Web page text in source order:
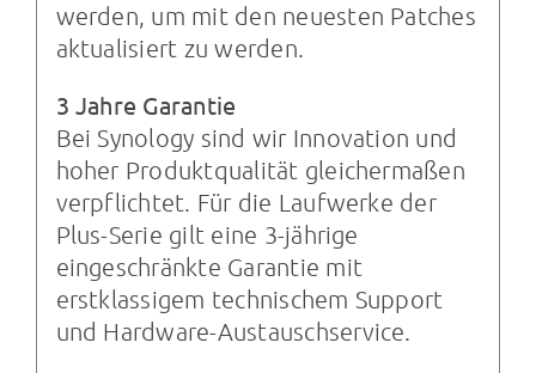
werden, um mit den neuesten Patches
aktualisiert zu werden.
3 Jahre Garantie
Bei Synology sind wir Innovation und
hoher Produktqualität gleichermaßen
verpflichtet. Für die Laufwerke der
Plus-Serie gilt eine 3-jährige
eingeschränkte Garantie mit
erstklassigem technischem Support
und Hardware-Austauschservice.